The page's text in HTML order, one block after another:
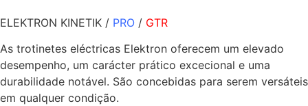
ELEKTRON KINETIK / PRO / GTR
As trotinetes eléctricas Elektron oferecem um elevado
desempenho, um carácter prático excecional e uma
durabilidade notável. São concebidas para serem versáteis
em qualquer condição.